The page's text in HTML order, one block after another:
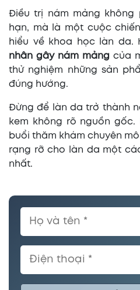
Điều trị nám mảng không
hạn, mà là một cuộc
hiểu về khoa học làn da.
nhân gây nám mảng của
thử nghiệm những sản
đúng hướng.
Đừng để làn da trở thành
kem không rõ nguồn
buổi thăm khám chuyên
rạng rỡ cho làn da một
nhất.